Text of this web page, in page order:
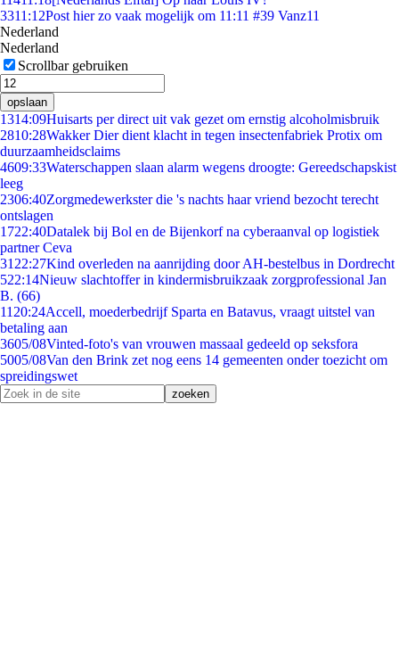
3311:12Post hier zo vaak mogelijk om 11:11 #39 Vanz11
Nederland
Nederland
Scrollbar gebruiken
opslaan
1314:09Huisarts per direct uit vak gezet om ernstig alcoholmisbruik
2810:28Wakker Dier dient klacht in tegen insectenfabriek Protix om
duurzaamheidsclaims
4609:33Waterschappen slaan alarm wegens droogte: Gereedschapskist
leeg
2306:40Zorgmedewerkster die 's nachts haar vriend bezocht terecht
ontslagen
1722:40Datalek bij Bol en de Bijenkorf na cyberaanval op logistiek
partner Ceva
31 22:27Kind overleden na aanrijding door AH-bestelbus in Dordrecht
522:14Nieuw slachtoffer in kindermisbruikzaak zorgprofessional Jan
B. (66)
11 20:24Accell, moederbedrijf Sparta en Batavus, vraagt uitstel van
betaling aan
3605/08Vinted-foto's van vrouwen massaal gedeeld op seksfora
5005/08Van den Brink zet nog eens 14 gemeenten onder toezicht om
spreidingswet